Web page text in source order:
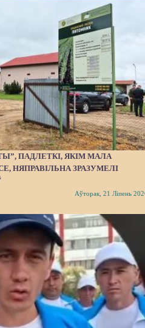
ПАДЛЕТКІ, ЯКІМ МАЛА
НЯПРАВІЛЬНА ЗРАЗУМЕЛІ
Аўторак, 21 Ліпень